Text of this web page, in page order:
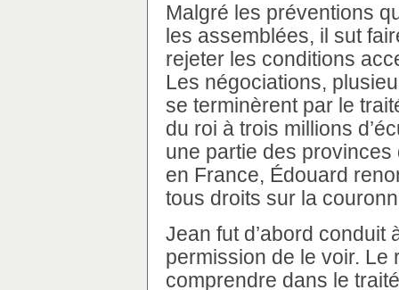
Malgré les préventions
les assemblées, il sut
rejeter les conditions
Les négociations,
se terminèrent par le
du roi à trois millions
une partie des provinces
en France, Édouard
tous droits sur la
Jean fut d’abord conduit
permission de le voir. Le
comprendre dans le